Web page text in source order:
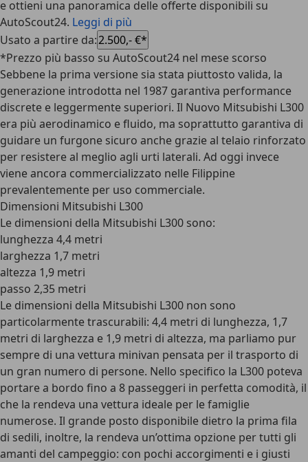
e ottieni una panoramica delle offerte disponibili su
AutoScout24. Leggi di più
Usato a partire da:2.500,- €*
*Prezzo più basso su AutoScout24 nel mese scorso
Sebbene la prima versione sia stata piuttosto valida, la
generazione introdotta nel 1987 garantiva performance
discrete e leggermente superiori. Il Nuovo Mitsubishi L300
era più aerodinamico e fluido, ma soprattutto garantiva di
guidare un furgone sicuro anche grazie al telaio rinforzato
per resistere al meglio agli urti laterali. Ad oggi invece
viene ancora commercializzato nelle Filippine
prevalentemente per uso commerciale.
Dimensioni Mitsubishi L300
Le dimensioni della Mitsubishi L300 sono:
lunghezza 4,4 metri
larghezza 1,7 metri
altezza 1,9 metri
passo 2,35 metri
Le dimensioni della Mitsubishi L300 non sono
particolarmente trascurabili: 4,4 metri di lunghezza, 1,7
metri di larghezza e 1,9 metri di altezza, ma parliamo pur
sempre di una vettura minivan pensata per il trasporto di
un gran numero di persone. Nello specifico la L300 poteva
portare a bordo fino a 8 passeggeri in perfetta comodità, il
che la rendeva una vettura ideale per le famiglie
numerose. Il grande posto disponibile dietro la prima fila
di sedili, inoltre, la rendeva un’ottima opzione per tutti gli
amanti del campeggio: con pochi accorgimenti e i giusti